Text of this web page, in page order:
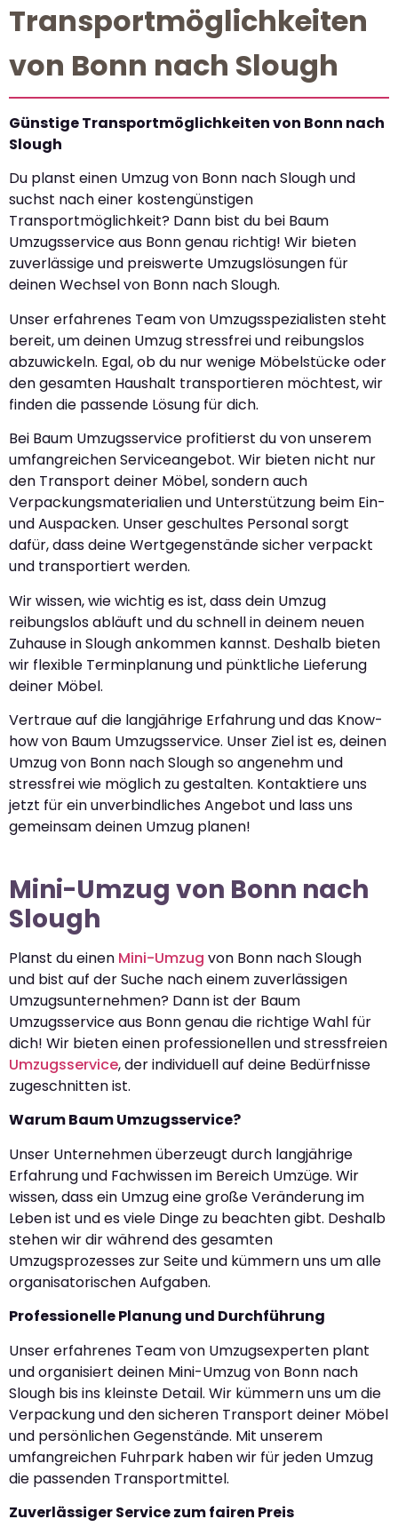
Transportmöglichkeiten
von Bonn nach Slough
Günstige Transportmöglichkeiten von Bonn nach
Slough
Du planst einen Umzug von Bonn nach Slough und
suchst nach einer kostengünstigen
Transportmöglichkeit? Dann bist du bei Baum
Umzugsservice aus Bonn genau richtig! Wir bieten
zuverlässige und preiswerte Umzugslösungen für
deinen Wechsel von Bonn nach Slough.
Unser erfahrenes Team von Umzugsspezialisten steht
bereit, um deinen Umzug stressfrei und reibungslos
abzuwickeln. Egal, ob du nur wenige Möbelstücke oder
den gesamten Haushalt transportieren möchtest, wir
finden die passende Lösung für dich.
Bei Baum Umzugsservice profitierst du von unserem
umfangreichen Serviceangebot. Wir bieten nicht nur
den Transport deiner Möbel, sondern auch
Verpackungsmaterialien und Unterstützung beim Ein-
und Auspacken. Unser geschultes Personal sorgt
dafür, dass deine Wertgegenstände sicher verpackt
und transportiert werden.
Wir wissen, wie wichtig es ist, dass dein Umzug
reibungslos abläuft und du schnell in deinem neuen
Zuhause in Slough ankommen kannst. Deshalb bieten
wir flexible Terminplanung und pünktliche Lieferung
deiner Möbel.
Vertraue auf die langjährige Erfahrung und das Know-
how von Baum Umzugsservice. Unser Ziel ist es, deinen
Umzug von Bonn nach Slough so angenehm und
stressfrei wie möglich zu gestalten. Kontaktiere uns
jetzt für ein unverbindliches Angebot und lass uns
gemeinsam deinen Umzug planen!
Mini-Umzug von Bonn nach
Slough
Planst du einen Mini-Umzug von Bonn nach Slough
und bist auf der Suche nach einem zuverlässigen
Umzugsunternehmen? Dann ist der Baum
Umzugsservice aus Bonn genau die richtige Wahl für
dich! Wir bieten einen professionellen und stressfreien
Umzugsservice, der individuell auf deine Bedürfnisse
zugeschnitten ist.
Warum Baum Umzugsservice?
Unser Unternehmen überzeugt durch langjährige
Erfahrung und Fachwissen im Bereich Umzüge. Wir
wissen, dass ein Umzug eine große Veränderung im
Leben ist und es viele Dinge zu beachten gibt. Deshalb
stehen wir dir während des gesamten
Umzugsprozesses zur Seite und kümmern uns um alle
organisatorischen Aufgaben.
Professionelle Planung und Durchführung
Unser erfahrenes Team von Umzugsexperten plant
und organisiert deinen Mini-Umzug von Bonn nach
Slough bis ins kleinste Detail. Wir kümmern uns um die
Verpackung und den sicheren Transport deiner Möbel
und persönlichen Gegenstände. Mit unserem
umfangreichen Fuhrpark haben wir für jeden Umzug
die passenden Transportmittel.
Zuverlässiger Service zum fairen Preis